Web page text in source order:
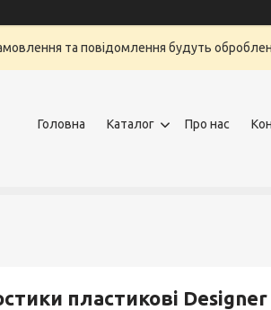
та повідомлення будуть
Головна Каталог Про нас
пластикові